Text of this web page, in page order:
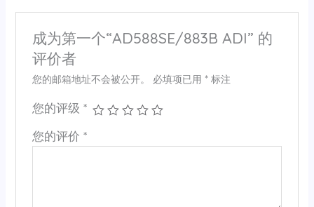
成为第一个“AD588SE/883B ADI” 的
评价者
您的邮箱地址不会被公开。 必填项已用 *标注
您的评级 *
您的评价 *